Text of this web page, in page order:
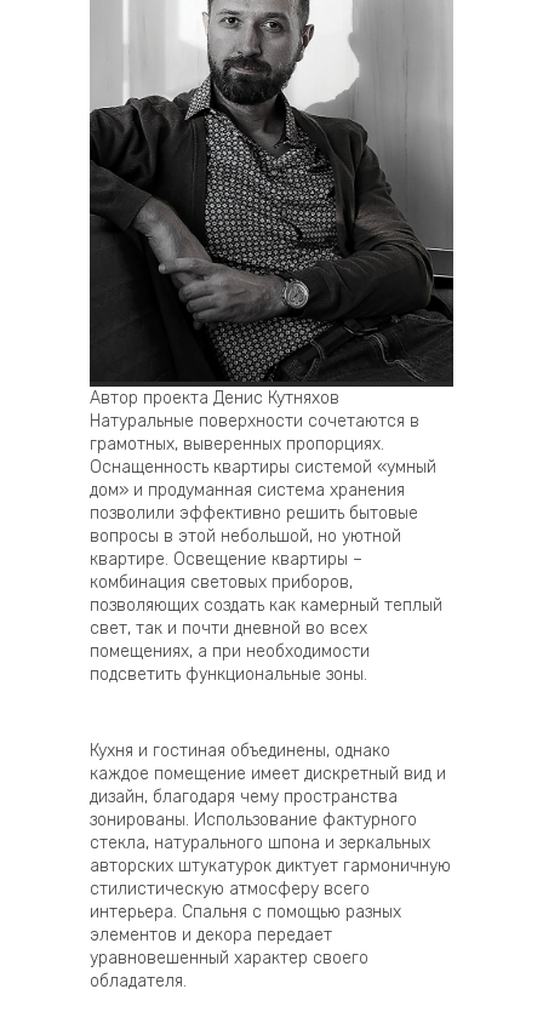
Автор проекта Денис Кутняхов
Натуральные поверхности сочетаются в
грамотных, выверенных пропорциях.
Оснащенность квартиры системой «умный
дом» и продуманная система хранения
позволили эффективно решить бытовые
вопросы в этой небольшой, но уютной
квартире. Освещение квартиры –
комбинация световых приборов,
позволяющих создать как камерный теплый
свет, так и почти дневной во всех
помещениях, а при необходимости
подсветить функциональные зоны.
Кухня и гостиная объединены, однако
каждое помещение имеет дискретный вид и
дизайн, благодаря чему пространства
зонированы. Использование фактурного
стекла, натурального шпона и зеркальных
авторских штукатурок диктует гармоничную
стилистическую атмосферу всего
интерьера. Спальня с помощью разных
элементов и декора передает
уравновешенный характер своего
обладателя.